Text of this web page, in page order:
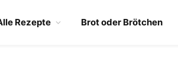
Rezepte Brot oder Brötchen